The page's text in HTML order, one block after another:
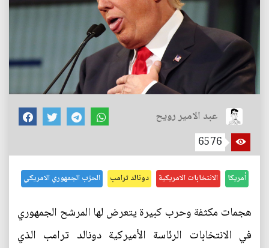
عبد الامير رويح
6576
أمريكا الانتخابات الامريكية دونالد ترامب الحزب الجمهوري الامريكي
هجمات مكثفة وحرب كبيرة يتعرض لها المرشح الجمهوري
في الانتخابات الرئاسة الأميركية دونالد ترامب الذي